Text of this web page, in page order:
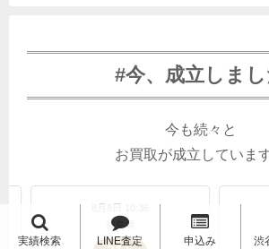
#今、成立しまし
今も続々と
お買取が成立しています
東京都
実績検索 LINE査定 申込み 渋